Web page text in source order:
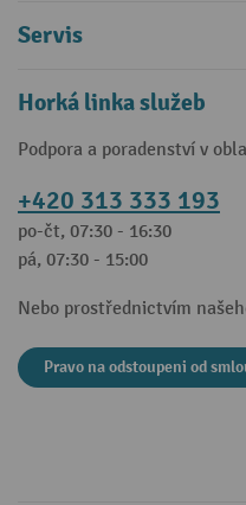
Servis
Horká linka služeb
Podpora a poradenství v
+420 313 333 193
po-čt, 07:30 - 16:30
pá, 07:30 - 15:00
Nebo prostřednictvím
Pravo na odstoupeni od